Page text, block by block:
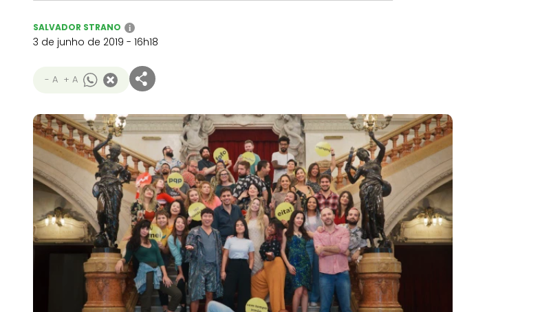
SALVADOR STRANO i
3 de junho de 2019 - 16h18
- A + A